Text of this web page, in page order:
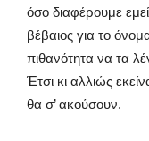
όσο διαφέρουμε
βέβαιος για το
πιθανότητα να τα
Έτσι κι αλλιώς
θα σ’ ακούσουν.